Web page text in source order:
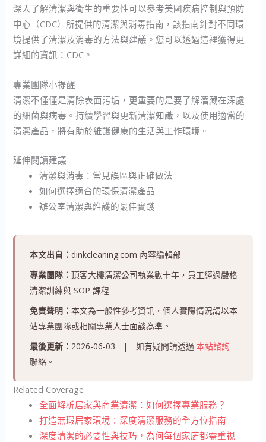
深入了解清潔與衛生的重要性可以參考美國疾病控制與預防
中心（CDC）所提供的清潔與消毒指南，該指南針對不同環
境提供了清潔及消毒的方法與建議。您可以透過這裡獲得更
詳細的資訊：CDC。
專業團隊小提醒
清潔不僅僅是清除表面污垢，更重要的是要了解潛藏在深處
的細菌與病毒。持續學習與更新清潔知識，以及使用適當的
清潔產品，將有助於維護健康的生活與工作環境。
延伸閱讀建議
清潔與消毒：常見誤區與正確做法
如何選擇適合的環保清潔產品
辦公室清潔與維護的最佳實踐
本文出自： dinkcleaning.com 內容編輯部
專業團隊：頂客大樓清潔公司執業數十年，員工經過嚴格
清潔訓練與 SOP 課程
免責聲明：本文為一般性參考資訊，個人實際情況請以本
站專業團隊或相關專業人士面談為準。
最後更新： 2026-06-03 | 如有疑問請透過本站諮詢
聯絡。
Related Coverage
全面解析居家與商業清潔：如何選擇專業服務？
打造無瑕居家環境：深度清潔服務的全方位指南
深度清潔的必要性與技巧，為何每個家庭都需重視